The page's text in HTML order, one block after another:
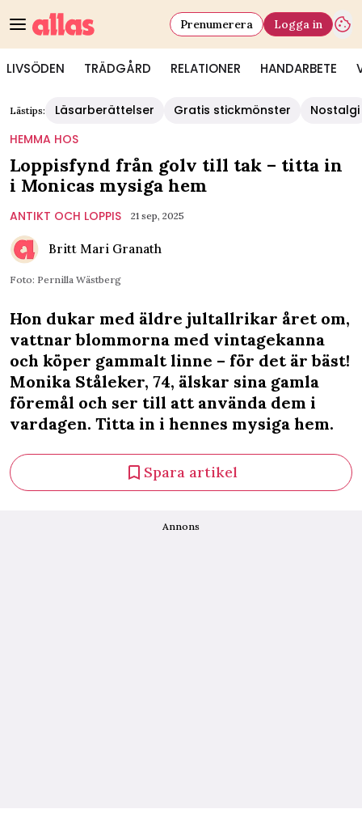
LIVSÖDEN TRÄDGÅRD RELATIONER HANDARBETE
Prenumerera Logga in
Lästips: Läsarberättelser Gratis stickmönster
Nostalgi
HEMMA HOS
Loppisfynd från golv till tak – titta in
i Monicas mysiga hem
ANTIKT OCH LOPPIS 21 sep, 2025
Britt Mari Granath
Foto: Pernilla Wästberg
Hon dukar med äldre jultallrikar året om,
vattnar blommorna med vintagekanna
och köper gammalt linne – för det är bäst!
Monika Ståleker, 74, älskar sina gamla
föremål och ser till att använda dem i
vardagen. Titta in i hennes mysiga hem.
Spara artikel
Annons